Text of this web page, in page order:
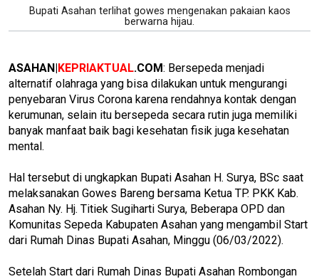
Bupati Asahan terlihat gowes mengenakan pakaian kaos
berwarna hijau.
ASAHAN|KEPRIAKTUAL.COM: Bersepeda menjadi
alternatif olahraga yang bisa dilakukan untuk mengurangi
penyebaran Virus Corona karena rendahnya kontak dengan
kerumunan, selain itu bersepeda secara rutin juga memiliki
banyak manfaat baik bagi kesehatan fisik juga kesehatan
mental.
Hal tersebut di ungkapkan Bupati Asahan H. Surya, BSc saat
melaksanakan Gowes Bareng bersama Ketua TP. PKK Kab.
Asahan Ny. Hj. Titiek Sugiharti Surya, Beberapa OPD dan
Komunitas Sepeda Kabupaten Asahan yang mengambil Start
dari Rumah Dinas Bupati Asahan, Minggu (06/03/2022).
Setelah Start dari Rumah Dinas Bupati Asahan Rombongan